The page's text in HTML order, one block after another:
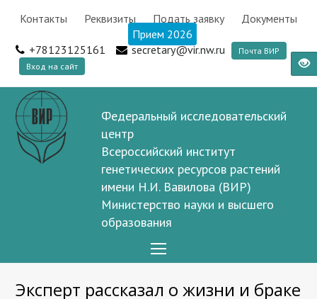
Контакты Реквизиты Подать заявку
Документы
Прием 2026
+78123125161
secretary@vir.nw.ru
Почта ВИР
Вход на сайт
Федеральный исследовательский
центр
Всероссийский институт
генетических ресурсов растений
имени Н.И. Вавилова (ВИР)
Министерство науки и высшего
образования
Menu
Эксперт рассказал о жизни и браке